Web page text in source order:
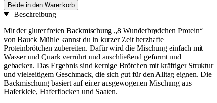
Beide in den Warenkorb
Beschreibung
Mit der glutenfreien Backmischung „8 Wunderbrødchen Protein“
von Bauck Mühle kannst du in kurzer Zeit herzhafte
Proteinbrötchen zubereiten. Dafür wird die Mischung einfach mit
Wasser und Quark verrührt und anschließend geformt und
gebacken. Das Ergebnis sind kernige Brötchen mit kräftiger Struktur
und vielseitigem Geschmack, die sich gut für den Alltag eignen. Die
Backmischung basiert auf einer ausgewogenen Mischung aus
Haferkleie, Haferflocken und Saaten.